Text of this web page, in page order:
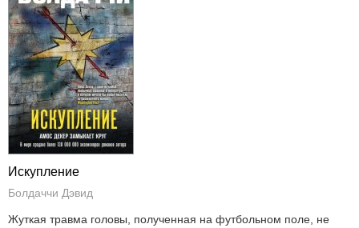
Искупление
Болдаччи Дэвид
Жуткая травма головы, полученная на футбольном поле, не